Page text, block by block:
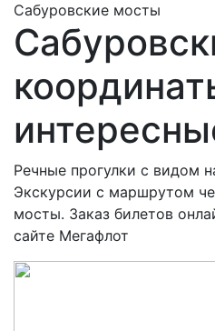
Сабуровские мосты
Речные прогулки с видом
Экскурсии с маршрутом
мосты. Заказ билетов
сайте Мегафлот